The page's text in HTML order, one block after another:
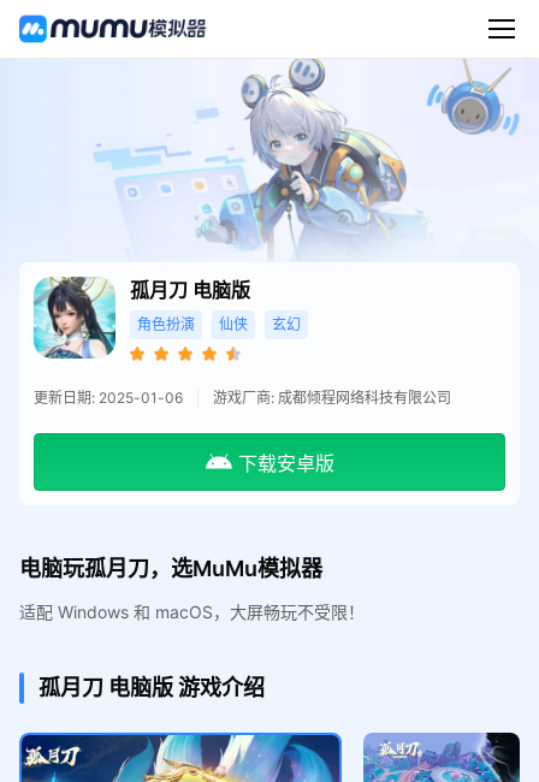
孤月刀 电脑版
角色扮演 仙侠 玄幻
更新日期: 2025-01-06 游戏厂商: 成都倾程网络科技有限公司
下载安卓版
电脑玩孤月刀，选MuMu模拟器
适配 Windows 和 macOS，大屏畅玩不受限！
孤月刀 电脑版游戏介绍